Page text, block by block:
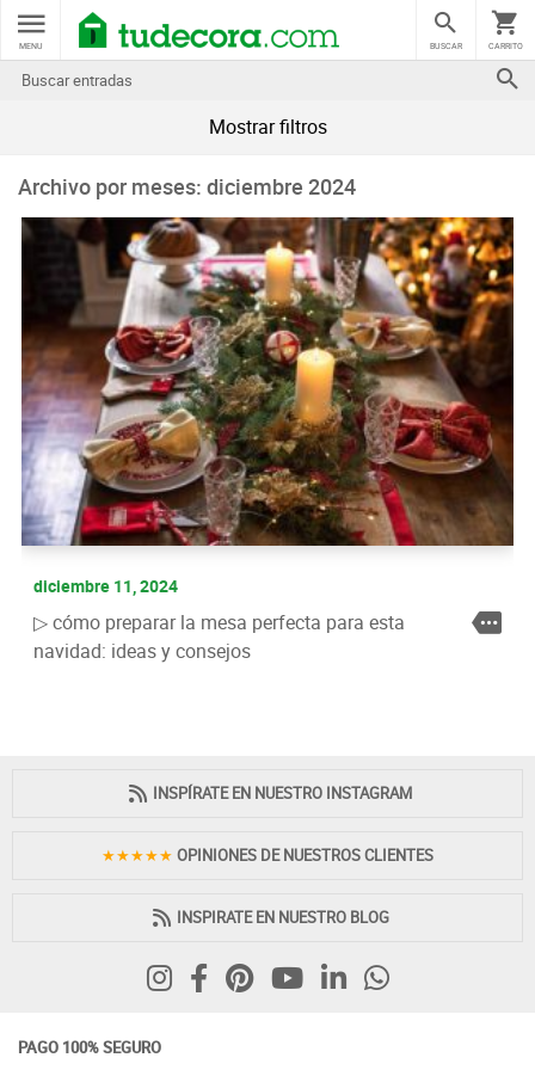
MENU CARRITO
BUSCAR
Mostrar filtros
Archivo por meses: diciembre 2024
diciembre 11, 2024
▷ cómo preparar la mesa perfecta para esta
navidad: ideas y consejos
INSPÍRATE EN NUESTRO INSTAGRAM
★★★★★ OPINIONES DE NUESTROS CLIENTES
INSPIRATE EN NUESTRO BLOG
PAGO 100% SEGURO